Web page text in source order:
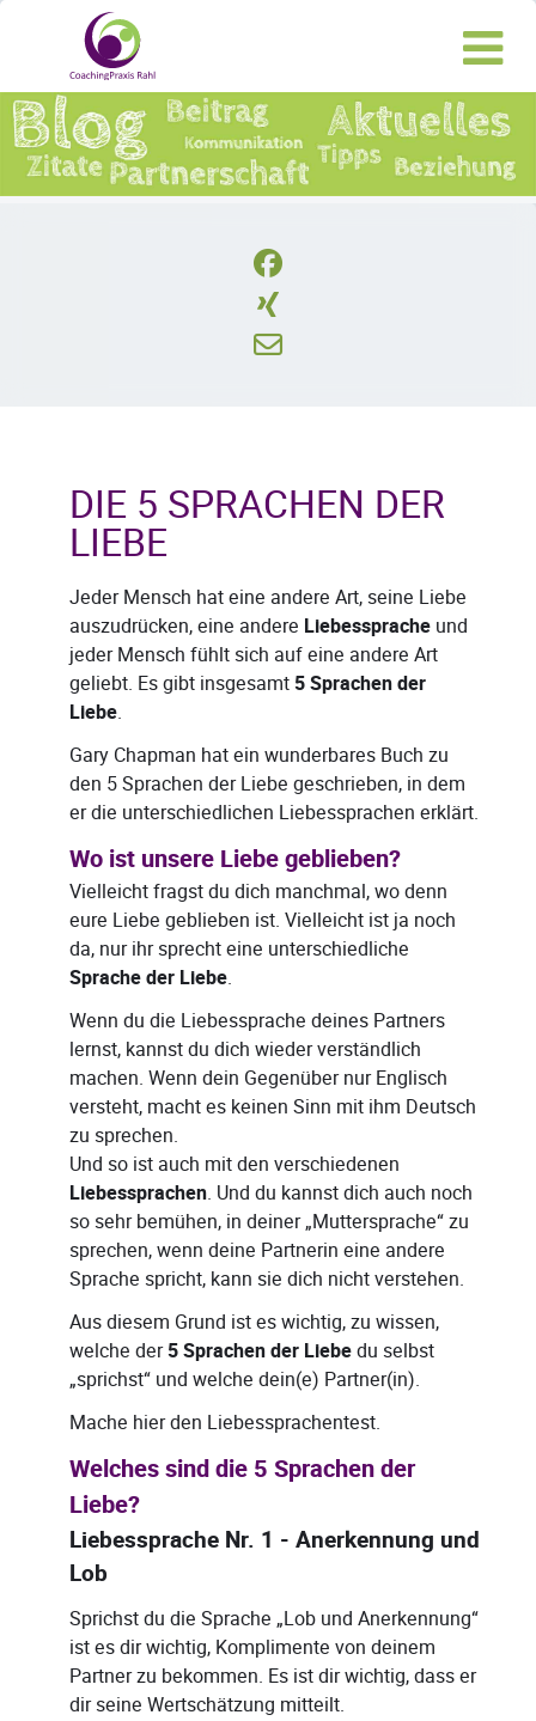
DIE 5 SPRACHEN DER
LIEBE
Jeder Mensch hat eine andere Art, seine Liebe
auszudrücken, eine andere Liebessprache und
jeder Mensch fühlt sich auf eine andere Art
geliebt. Es gibt insgesamt5 Sprachen der
Liebe.
Gary Chapman hat ein wunderbares Buch zu
den 5 Sprachen der Liebe geschrieben, in dem
er die unterschiedlichen Liebessprachen erklärt.
Wo ist unsere Liebe geblieben?
Vielleicht fragst du dich manchmal, wo denn
eure Liebe geblieben ist. Vielleicht ist ja noch
da, nur ihr sprecht eine unterschiedliche
Sprache der Liebe.
Wenn du die Liebessprache deines Partners
lernst, kannst du dich wieder verständlich
machen. Wenn dein Gegenüber nur Englisch
versteht, macht es keinen Sinn mit ihm Deutsch
zu sprechen.
Und so ist auch mit den verschiedenen
Liebessprachen. Und du kannst dich auch noch
so sehr bemühen, in deiner „Muttersprache“ zu
sprechen, wenn deine Partnerin eine andere
Sprache spricht, kann sie dich nicht verstehen.
Aus diesem Grund ist es wichtig, zu wissen,
welche der5 Sprachen der Liebedu selbst
„sprichst“ und welche dein(e) Partner(in).
Mache hier den Liebessprachentest.
Welches sind die 5 Sprachen der
Liebe?
Liebessprache Nr. 1 - Anerkennung und
Lob
Sprichst du die Sprache „Lob und Anerkennung“
ist es dir wichtig, Komplimente von deinem
Partner zu bekommen. Es ist dir wichtig, dass er
dir seine Wertschätzung mitteilt.